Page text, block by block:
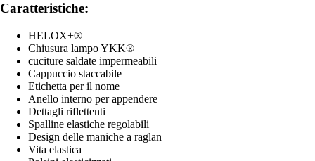
Caratteristiche:
HELOX+®
Chiusura lampo YKK®
cuciture saldate impermeabili
Cappuccio staccabile
Etichetta per il nome
Anello interno per appendere
Dettagli riflettenti
Spalline elastiche regolabili
Design delle maniche a raglan
Vita elastica